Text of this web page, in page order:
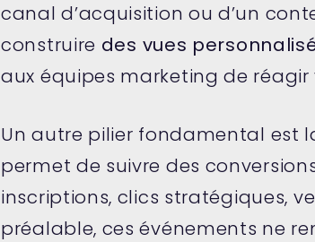
canal d’acquisition ou d’un
construire des vues
aux équipes marketing de réagir
Un autre pilier fondamental est
permet de suivre des
inscriptions, clics stratégiques,
préalable, ces événements ne